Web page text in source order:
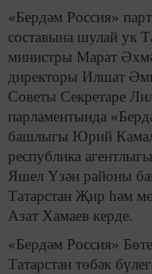
«Бердәм Россия»
составына шулай ук
министры Марат
директоры Илшат
Советы Секретаре
парламентында
башлыгы Юрий
республика
Яшел Үзән районы
Татарстан Җир һәм
Азат Хамаев керде.
«Бердәм Россия»
Татарстан төбәк